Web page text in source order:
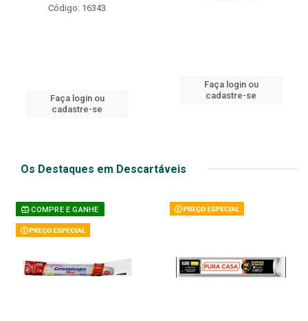
Código: 16343
Faça login ou
cadastre-se
Faça login ou
cadastre-se
Os Destaques em Descartáveis
COMPRE E GANHE